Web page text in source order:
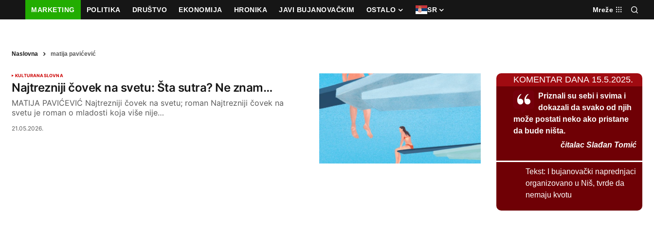
MARKETING POLITIKA DRUŠTVO EKONOMIJA HRONIKA JAVI BUJANOVAČKIM OSTALO SR Mreže
Naslovna matija pavićević
KULTURANASLOVNA
Najtrezniji čovek na svetu: Šta sutra? Ne znam…
MATIJA PAVIĆEVIĆ Najtrezniji čovek na svetu; roman Najtrezniji čovek na
svetu je roman o mladosti koja više nije…
21.05.2026.
KOMENTAR DANA 15.5.2025.
Priznali su sebi i svima i
dokazali da svako od njih
može postati neko ako pristane
da bude ništa.
čitalac Slađan Tomić
Tekst:
I bujanovački naprednjaci
organizovano u Niš, tvrde da
nemaju kvotu